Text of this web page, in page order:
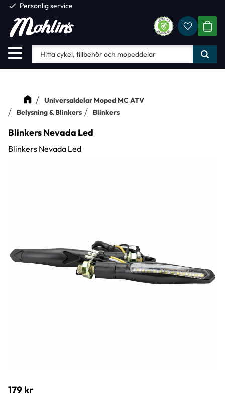
Meny
check Personlig service
Universaldelar Moped MC ATV
Belysning & Blinkers
Blinkers
Blinkers Nevada Led
Blinkers Nevada Led
179 kr